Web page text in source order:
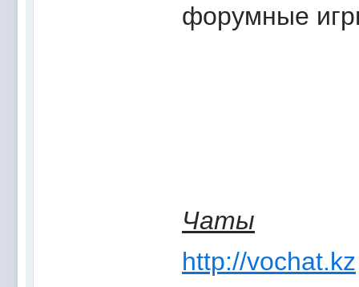
форумные
Чаты
http://vochat.kz